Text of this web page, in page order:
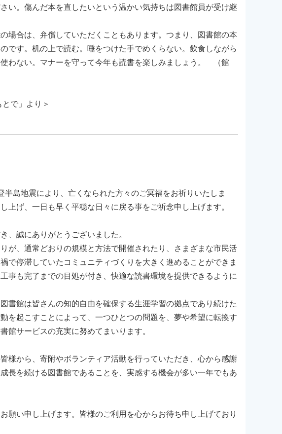
い。傷んだ本を直したいという温かい気持ちは図書館員が受け継
場合は、弁償していただくこともあります。つまり、図書館の本
です。机の上で読む。唾をつけた手でめくらない。飲食しながら
わない。マナーを守って今年も読書を楽しみましょう。 （館
で」より＞
島地震により、亡くなられた方々のご冥福をお祈りいたしま
げ、一日も早く平穏な日々に戻る事をご祈念申し上げます。
誠にありがとうございました。
、通常どおりの規模と方法で開催されたり、さまざまな市民活
で停滞していたコミュニティづくりを大きく進めることができま
事も完了までの目処が付き、快適な読書環境を提供できるように
書館は皆さんの知的自由を確保する生涯学習の拠点であり続けた
を起こすことによって、一つひとつの問題を、夢や希望に転換す
館サービスの充実に努めてまいります。
様から、寄附やボランティア活動を行っていただき、心から感謝
長を続ける図書館であることを、実感する機会が多い一年でもあ
願い申し上げます。皆様のご利用を心からお待ち申し上げており